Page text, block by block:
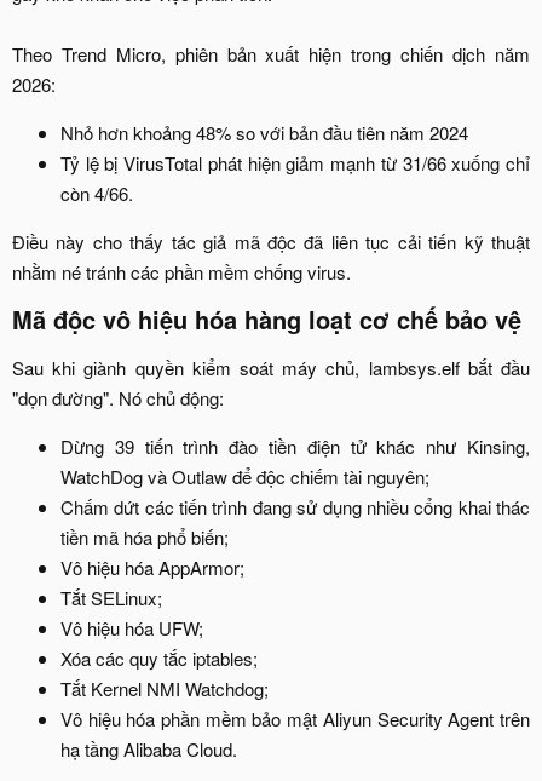
Theo Trend Micro, phiên bản xuất hiện trong chiến dịch năm
2026:​
Nhỏ hơn khoảng 48% so với bản đầu tiên năm 2024​
Tỷ lệ bị VirusTotal phát hiện giảm mạnh từ 31/66 xuống chỉ
còn 4/66.​
Điều này cho thấy tác giả mã độc đã liên tục cải tiến kỹ thuật
nhằm né tránh các phần mềm chống virus.​
Mã độc vô hiệu hóa hàng loạt cơ chế bảo vệ​
Sau khi giành quyền kiểm soát máy chủ, lambsys.elf bắt đầu
"dọn đường". Nó chủ động:​
Dừng 39 tiến trình đào tiền điện tử khác như Kinsing,
WatchDog và Outlaw để độc chiếm tài nguyên;​
Chấm dứt các tiến trình đang sử dụng nhiều cổng khai thác
tiền mã hóa phổ biến;​
Vô hiệu hóa AppArmor;​
Tắt SELinux;​
Vô hiệu hóa UFW;​
Xóa các quy tắc iptables;​
Tắt Kernel NMI Watchdog;​
Vô hiệu hóa phần mềm bảo mật Aliyun Security Agent trên
hạ tầng Alibaba Cloud.​